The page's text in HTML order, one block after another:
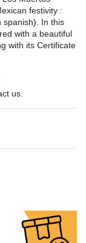
festivity :
spanish). In this
with a beautiful
with its Certificate
us.